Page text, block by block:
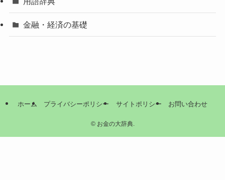
金融・経済の基礎
ホーム プライバシーポリシー サイトポリシー お問い合わせ
©お金の大辞典.